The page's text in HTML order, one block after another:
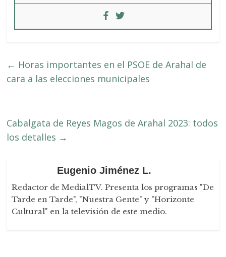
← Horas importantes en el PSOE de Arahal de
cara a las elecciones municipales
Cabalgata de Reyes Magos de Arahal 2023: todos
los detalles →
Eugenio Jiménez L.
Redactor de MedialTV. Presenta los programas "De
Tarde en Tarde", "Nuestra Gente" y "Horizonte
Cultural" en la televisión de este medio.